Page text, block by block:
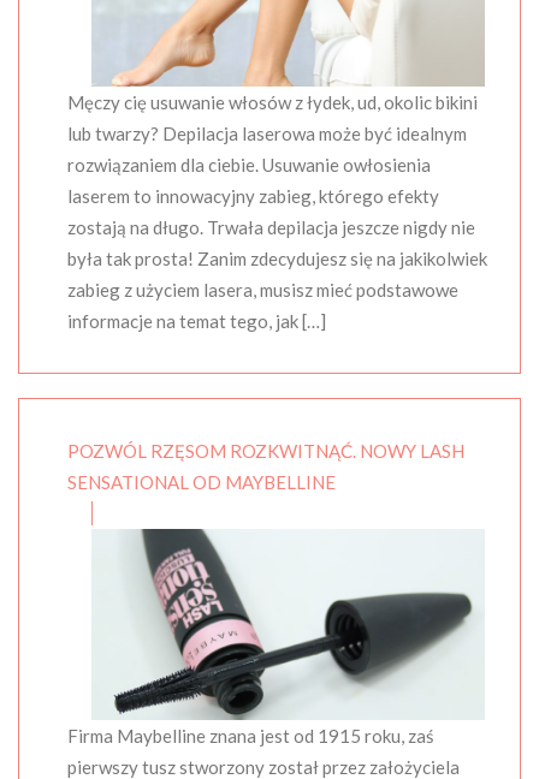
Męczy cię usuwanie włosów z łydek, ud, okolic bikini
lub twarzy? Depilacja laserowa może być idealnym
rozwiązaniem dla ciebie. Usuwanie owłosienia
laserem to innowacyjny zabieg, którego efekty
zostają na długo. Trwała depilacja jeszcze nigdy nie
była tak prosta! Zanim zdecydujesz się na jakikolwiek
zabieg z użyciem lasera, musisz mieć podstawowe
informacje na temat tego, jak […]
POZWÓL RZĘSOM ROZKWITNĄĆ. NOWY LASH
SENSATIONAL OD MAYBELLINE
Firma Maybelline znana jest od 1915 roku, zaś
pierwszy tusz stworzony został przez założyciela